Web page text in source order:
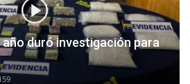
año duró investigación para